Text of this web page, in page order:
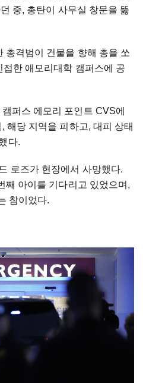
중, 총탄이 사무실 창문을 뚫
총격범이 건물을 향해 총을 쏘
한 애모리대학 캠퍼스에 공
퍼스 에모리 포인트 CVS에
해당 지역을 피하고, 대피 상태
다.
로즈가 현장에서 사망했다.
째 아이를 기다리고 있었으며,
참이었다.